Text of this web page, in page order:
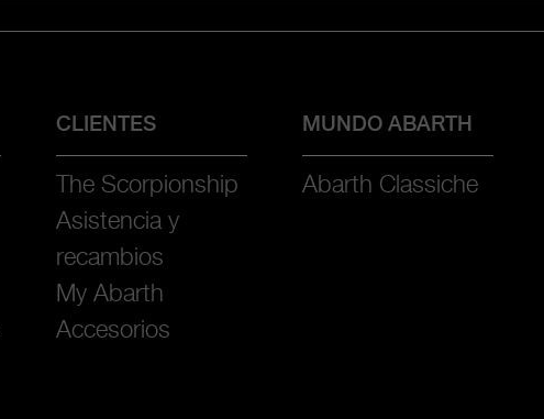
CLIENTES
The Scorpionship
Asistencia y
recambios
My Abarth
Accesorios
MUNDO ABARTH
Abarth Classiche